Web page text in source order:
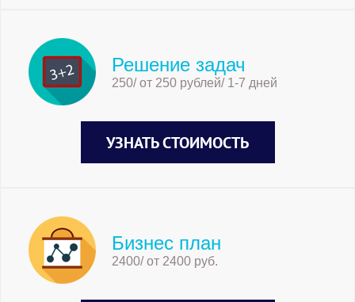
Решение задач
250/ от 250 рублей/ 1-7 дней
УЗНАТЬ СТОИМОСТЬ
Бизнес план
2400/ от 2400 руб.